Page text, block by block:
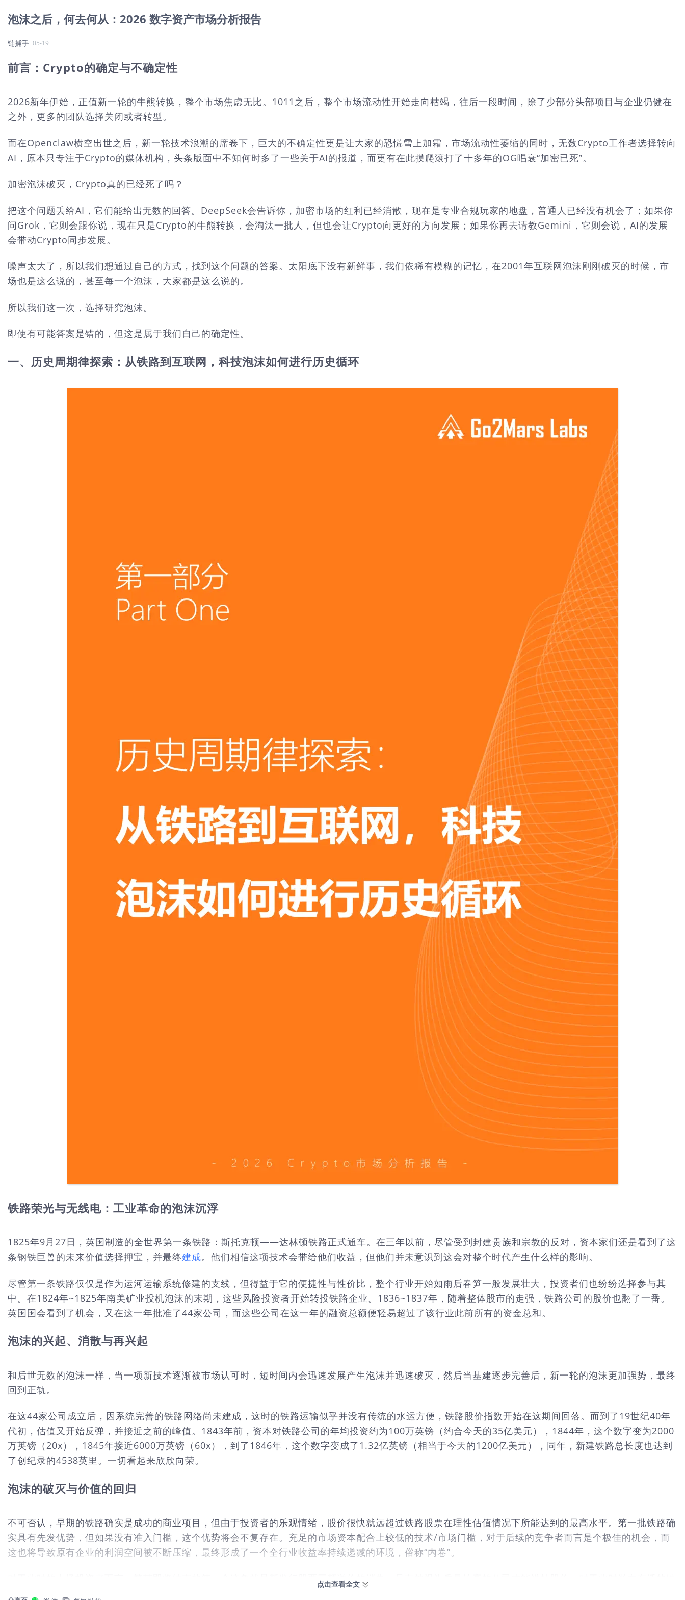
泡沫之后，何去何从：2026 数字资产市场分析报告
链捕手 05-19
前言：Crypto的确定与不确定性
2026新年伊始，正值新一轮的牛熊转换，整个市场焦虑无比。1011之后，整个市场流动性开始走向枯竭，往后一段时间，除了少部分头部项目与企业仍健在
之外，更多的团队选择关闭或者转型。
而在Openclaw横空出世之后，新一轮技术浪潮的席卷下，巨大的不确定性更是让大家的恐慌雪上加霜，市场流动性萎缩的同时，无数Crypto工作者选择转向
AI，原本只专注于Crypto的媒体机构，头条版面中不知何时多了一些关于AI的报道，而更有在此摸爬滚打了十多年的OG唱衰“加密已死”。
加密泡沫破灭，Crypto真的已经死了吗？
把这个问题丢给AI，它们能给出无数的回答。DeepSeek会告诉你，加密市场的红利已经消散，现在是专业合规玩家的地盘，普通人已经没有机会了；如果你
问Grok，它则会跟你说，现在只是Crypto的牛熊转换，会淘汰一批人，但也会让Crypto向更好的方向发展；如果你再去请教Gemini，它则会说，AI的发展
会带动Crypto同步发展。
噪声太大了，所以我们想通过自己的方式，找到这个问题的答案。太阳底下没有新鲜事，我们依稀有模糊的记忆，在2001年互联网泡沫刚刚破灭的时候，市
场也是这么说的，甚至每一个泡沫，大家都是这么说的。
所以我们这一次，选择研究泡沫。
即使有可能答案是错的，但这是属于我们自己的确定性。
一、历史周期律探索： 从铁路到互联网，科技泡沫如何进行历史循环
铁路荣光与无线电：工业革命的泡沫沉浮
1825年9月27日，英国制造的全世界第一条铁路：斯托克顿——达林顿铁路正式通车。在三年以前，尽管受到封建贵族和宗教的反对，资本家们还是看到了这
条钢铁巨兽的未来价值选择押宝，并最终建成。他们相信这项技术会带给他们收益，但他们并未意识到这会对整个时代产生什么样的影响。
尽管第一条铁路仅仅是作为运河运输系统修建的支线，但得益于它的便捷性与性价比，整个行业开始如雨后春笋一般发展壮大，投资者们也纷纷选择参与其
中。在1824年~1825年南美矿业投机泡沫的末期，这些风险投资者开始转投铁路企业。1836~1837年，随着整体股市的走强，铁路公司的股价也翻了一番。
英国国会看到了机会，又在这一年批准了44家公司，而这些公司在这一年的融资总额便轻易超过了该行业此前所有的资金总和。
泡沫的兴起、消散与再兴起
和后世无数的泡沫一样，当一项新技术逐渐被市场认可时，短时间内会迅速发展产生泡沫并迅速破灭，然后当基建逐步完善后，新一轮的泡沫更加强势，最终
回到正轨。
在这44家公司成立后，因系统完善的铁路网络尚未建成，这时的铁路运输似乎并没有传统的水运方便，铁路股价指数开始在这期间回落。而到了19世纪40年
代初，估值又开始反弹，并接近之前的峰值。1843年前，资本对铁路公司的年均投资约为100万英镑（约合今天的35亿美元），1844年，这个数字变为2000
万英镑（20x），1845年接近6000万英镑（60x），到了1846年，这个数字变成了1.32亿英镑（相当于今天的1200亿美元），同年，新建铁路总长度也达到
了创纪录的4538英里。一切看起来欣欣向荣。
泡沫的破灭与价值的回归
不可否认，早期的铁路确实是成功的商业项目，但由于投资者的乐观情绪，股价很快就远超过铁路股票在理性估值情况下所能达到的最高水平。第一批铁路确
实具有先发优势，但如果没有准入门槛，这个优势将会不复存在。充足的市场资本配合上较低的技术/市场门槛，对于后续的竞争者而言是个极佳的机会，而
这也将导致原有企业的利润空间被不断压缩，最终形成了一个全行业收益率持续递减的环境，俗称“内卷”。
对于此时的市场投资者而言，繁荣即将结束的第一个迹象就是新发行股票巨额溢价的消失，只有被视为质量较高的公司才能维持股价。对于此时尚在存活的铁
点击查看全文